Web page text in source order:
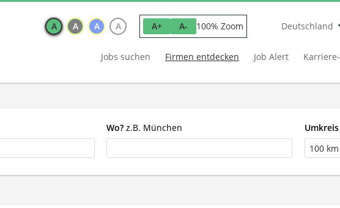
A A A A A+ A- 100% Zoom Deutschland
Jobs suchen Firmen entdecken Job Alert
Wo? z.B. München
Umkreis
100 km